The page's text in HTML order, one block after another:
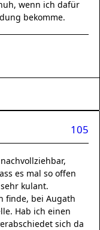
wenn ich dafür
bekomme.
105
es mal so offen
kulant.
finde, bei Augath
Hab ich einen
sich da